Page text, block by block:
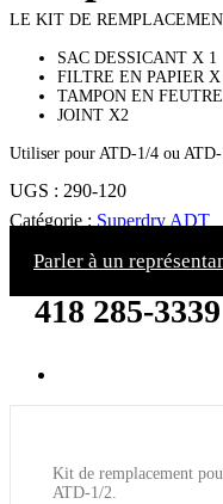
LE KIT DE
SAC DESSICANT X 1
FILTRE EN PAPIER X
TAMPON EN
JOINT X2
Utiliser pour ATD-1/4 ou
UGS : 290-120
Catégorie : Superdry ADT
Parler à un
418 285-3339
Kit de remplacement
ATD-1/2.